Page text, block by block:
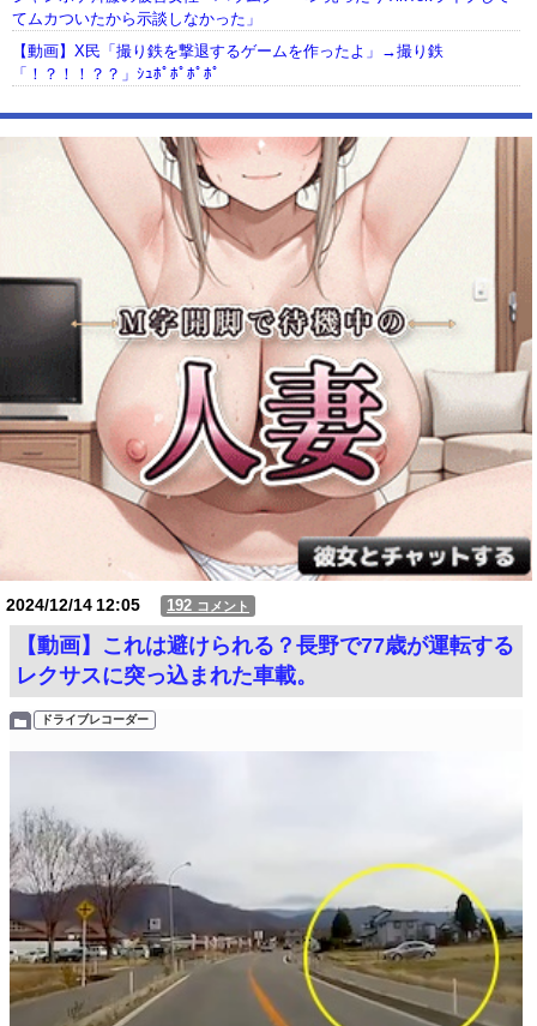
てムカついたから示談しなかった」
【動画】X民「撮り鉄を撃退するゲームを作ったよ」→撮り鉄
「！？！！？？」ｼｭﾎﾟﾎﾟﾎﾟﾎﾟ
【動画】USJの禁止エリアに子どもたちが続々乱入 → スタッフが注意し
ても止まらない事態に
Powered by livedoor 相互RSS
2024/12/1412:05 192 コメント
【動画】これは避けられる？長野で77歳が運転する
レクサスに突っ込まれた車載。
ドライブレコーダー